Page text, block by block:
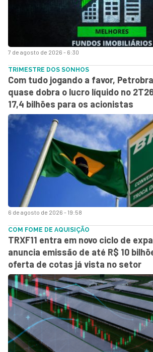
7 de agosto de 2026 - 6:30
6 de agosto de 2026 - 19:58
TRIMESTRE DOS SONHOS
Com tudo jogando a favor,
quase dobra o lucro líquido no
17,4 bilhões para os acionistas
COM FOME DE AQUISIÇÃO
TRXF11 entra em novo ciclo de
anuncia emissão de até R$ 10
oferta de cotas já vista no setor